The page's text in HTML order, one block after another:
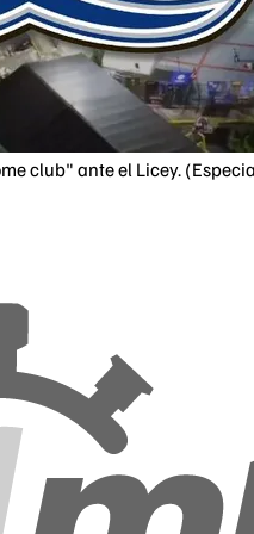
club" ante el Licey.